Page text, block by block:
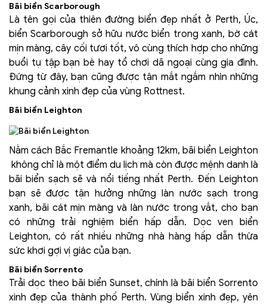
Bãi biển Scarborough
Là tên gọi của thiên đường biển đẹp nhất ở Perth, Úc,
biển Scarborough sở hữu nước biển trong xanh, bờ cát
mịn màng, cây cối tươi tốt, vô cùng thích hợp cho những
buổi tụ tập bạn bè hay tổ chơi dã ngoại cùng gia đình.
Đứng từ đây, bạn cũng được tận mắt ngắm nhìn những
khung cảnh xinh đẹp của vùng Rottnest.
Bãi biển Leighton
Nằm cách Bắc Fremantle khoảng 12km, bãi biển Leighton
không chỉ là một điểm du lịch mà còn được mệnh danh là
bãi biển sạch sẽ và nổi tiếng nhất Perth. Đến Leighton
bạn sẽ được tận hưởng những làn nước sạch trong
xanh, bãi cát mịn màng và làn nước trong vắt, cho bạn
có những trải nghiệm biển hấp dẫn. Dọc ven biển
Leighton, có rất nhiều những nhà hàng hấp dẫn thừa
sức khơi gợi vị giác của bạn.
Bãi biển Sorrento
Trải dọc theo bãi biển Sunset, chính là bãi biển Sorrento
xinh đẹp của thành phố Perth. Vùng biển xinh đẹp, yên